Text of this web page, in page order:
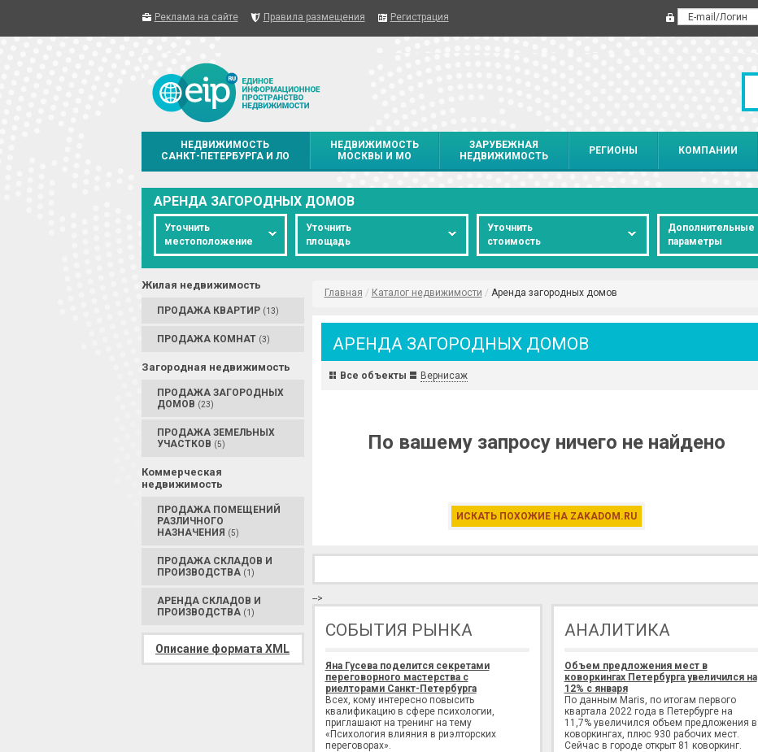
Реклама на сайте Правила размещения Регистрация
НЕДВИЖИМОСТЬ
САНКТ-ПЕТЕРБУРГА И ЛО
НЕДВИЖИМОСТЬ
МОСКВЫ И МО
ЗАРУБЕЖНАЯ
НЕДВИЖИМОСТЬ
РЕГИОНЫ КОМПАНИИ
АРЕНДА ЗАГОРОДНЫХ ДОМОВ
Уточнить
местоположение
Уточнить
площадь
Уточнить
стоимость
Дополнительные
параметры
Жилая недвижимость
ПРОДАЖА КВАРТИР (13)
ПРОДАЖА КОМНАТ (3)
Загородная недвижимость
ПРОДАЖА ЗАГОРОДНЫХ
ДОМОВ (23)
ПРОДАЖА ЗЕМЕЛЬНЫХ
УЧАСТКОВ (5)
Коммерческая
недвижимость
ПРОДАЖА ПОМЕЩЕНИЙ
РАЗЛИЧНОГО
НАЗНАЧЕНИЯ (5)
ПРОДАЖА СКЛАДОВ И
ПРОИЗВОДСТВА (1)
АРЕНДА СКЛАДОВ И
ПРОИЗВОДСТВА (1)
Описание формата XML
Главная / Каталог недвижимости / Аренда загородных домов
АРЕНДА ЗАГОРОДНЫХ ДОМОВ
Все объекты Вернисаж
По вашему запросу ничего не найдено
ИСКАТЬ ПОХОЖИЕ НА ZAKADOM.RU
-->
СОБЫТИЯ РЫНКА
Яна Гусева поделится секретами
переговорного мастерства с
риелторами Санкт-Петербурга
Всех, кому интересно повысить
квалификацию в сфере психологии,
приглашают на тренинг на тему
«Психология влияния в риэлторских
переговорах».
АНАЛИТИКА
Объем предложения мест в
коворкингах Петербурга увеличился на
12% с января
По данным Maris, по итогам первого
квартала 2022 года в Петербурге на
11,7% увеличился объем предложения в
коворкингах, плюс 930 рабочих мест.
Сейчас в городе открыт 81 коворкинг.